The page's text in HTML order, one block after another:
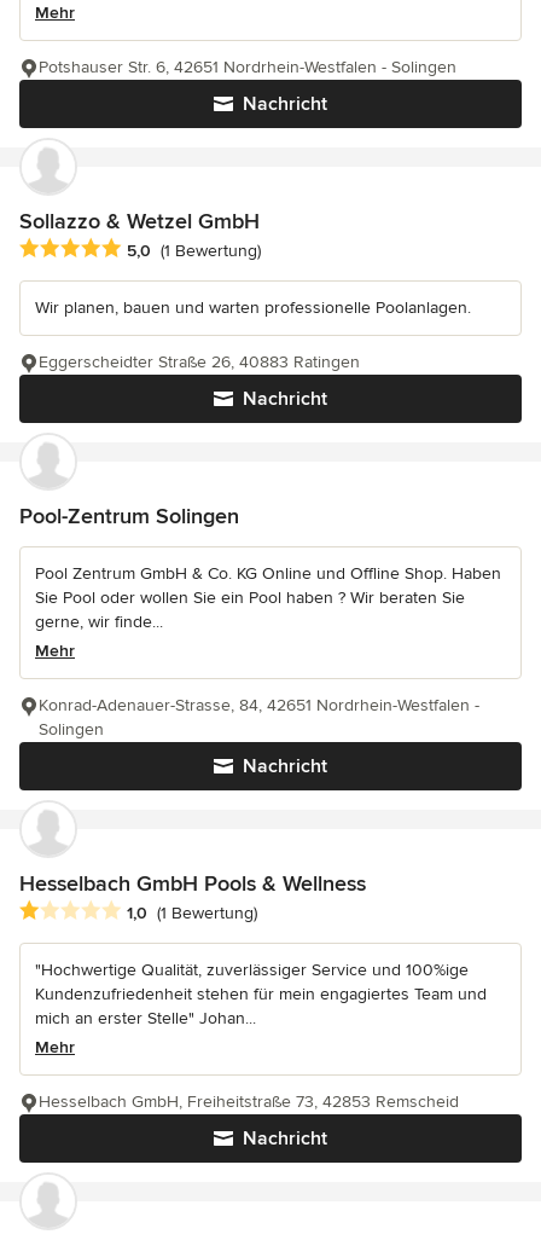
Mehr
Nachricht
Potshauser Str. 6, 42651 Nordrhein-Westfalen - Solingen
Sollazzo & Wetzel GmbH
Durchschnittliche Bewertung: 5 von 5 Sternen
5,0 (1 Bewertung)
Wir planen, bauen und warten professionelle Poolanlagen.
Nachricht
Eggerscheidter Straße 26, 40883 Ratingen
Pool-Zentrum Solingen
Pool Zentrum GmbH & Co. KG Online und Offline Shop. Haben
Sie Pool oder wollen Sie ein Pool haben ? Wir beraten Sie
gerne, wir finde...
Mehr
Nachricht
Konrad-Adenauer-Strasse, 84, 42651 Nordrhein-Westfalen -
Solingen
Hesselbach GmbH Pools & Wellness
Durchschnittliche Bewertung: 1 von 5 Sternen
1,0 (1 Bewertung)
"Hochwertige Qualität, zuverlässiger Service und 100%ige
Kundenzufriedenheit stehen für mein engagiertes Team und
mich an erster Stelle" Johan...
Mehr
Nachricht
Hesselbach GmbH, Freiheitstraße 73, 42853 Remscheid